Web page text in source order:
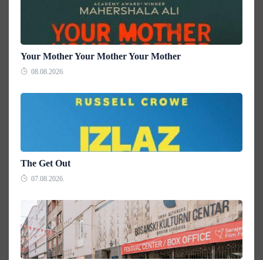
Your Mother Your Mother Your Mother
08.08.2026.
The Get Out
07.08.2026.